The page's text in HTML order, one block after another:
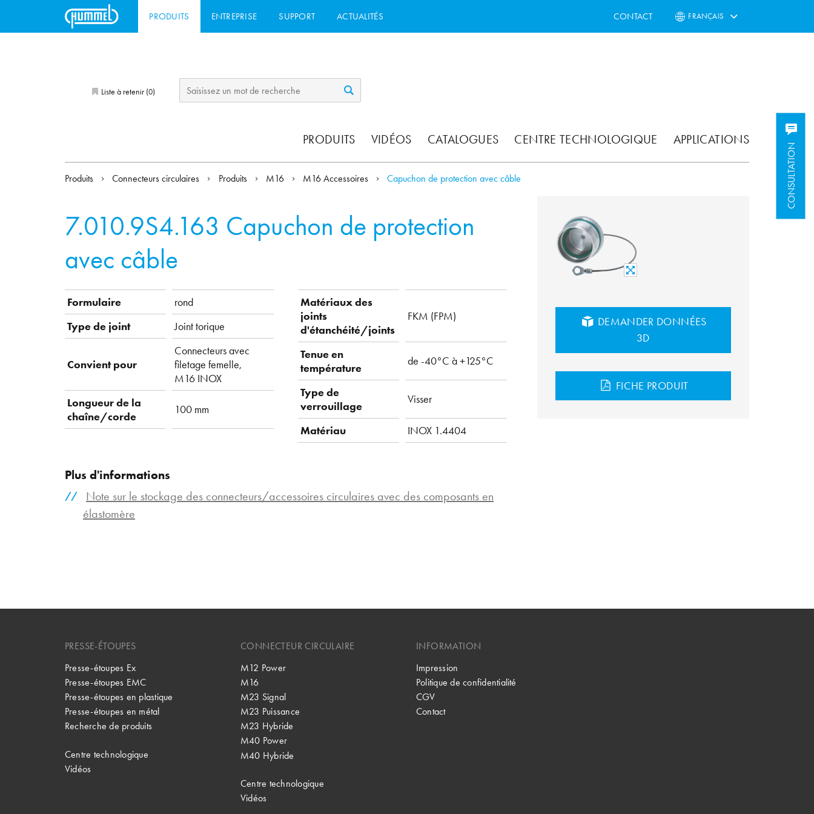
PRODUITS ENTREPRISE SUPPORT ACTUALITÉS CONTACT FRANÇAIS
Liste à retenir (0)
PRODUITS VIDÉOS CATALOGUES CENTRE TECHNOLOGIQUE APPLICATIONS
CONSULTATION
Produits Connecteurs circulaires Produits M16 M16 Accessoires Capuchon de protection avec câble
7.010.9S4.163 Capuchon de protection
avec câble
Formulaire
rond
Type de joint
Joint torique
Convient pour
Connecteurs avec
filetage femelle,
M16 INOX
Longueur de la
chaîne/corde
100 mm
Matériaux des
joints
d'étanchéité/joints
FKM (FPM)
Tenue en
température
de -40°C à +125°C
Type de
verrouillage
Visser
Matériau INOX 1.4404
Plus d'informations
Note sur le stockage des connecteurs/accessoires circulaires avec des composants en
élastomère
DEMANDER DONNÉES
3D
FICHE PRODUIT
PRESSE-ÉTOUPES
Presse-étoupes Ex
Presse-étoupes EMC
Presse-étoupes en plastique
Presse-étoupes en métal
Recherche de produits
Centre technologique
Vidéos
CONNECTEUR CIRCULAIRE
M12 Power
M16
M23 Signal
M23 Puissance
M23 Hybride
M40 Power
M40 Hybride
Centre technologique
Vidéos
INFORMATION
Impression
Politique de confidentialité
CGV
Contact